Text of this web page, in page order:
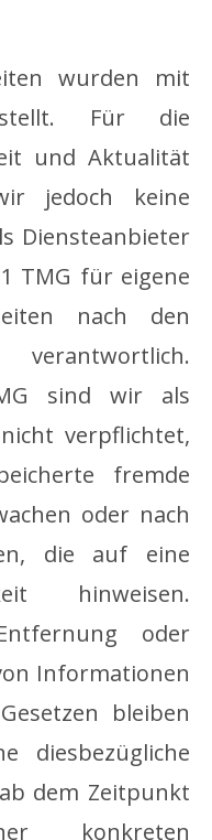
wurden mit
Für die
und Aktualität
jedoch keine
Diensteanbieter
TMG für eigene
nach den
verantwortlich.
sind wir als
verpflichtet,
fremde
oder nach
die auf eine
hinweisen.
oder
Informationen
bleiben
diesbezügliche
dem Zeitpunkt
konkreten